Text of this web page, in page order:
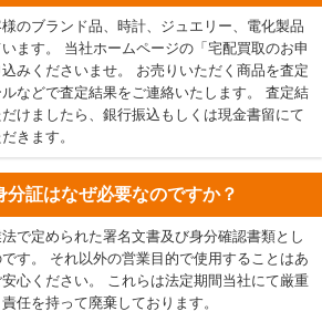
のブランド品、時計、ジュエリー、電化製品
ます。 当社ホームページの「宅配買取のお申
みくださいませ。 お売りいただく商品を査定
などで査定結果をご連絡いたします。 査定結
けましたら、銀行振込もしくは現金書留にて
きます。
分証はなぜ必要なのですか？
で定められた署名文書及び身分確認書類とし
す。 それ以外の営業目的で使用することはあ
心ください。 これらは法定期間当社にて厳重
任を持って廃棄しております。